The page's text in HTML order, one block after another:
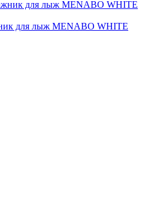
для лыж MENABO WHITE